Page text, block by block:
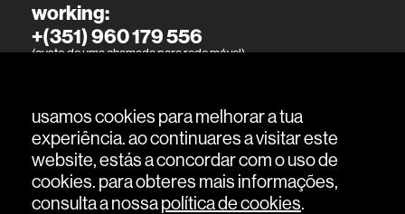
working:
+(351) 960 179 556
(custo de uma chamada para rede móvel)
+(351) 915 394 886
(custo de uma chamada para rede móvel)
usamos cookies para melhorar a tua
experiência. ao continuares a visitar este
website, estás a concordar com o uso de
cookies. para obteres mais informações,
consulta a nossapolítica de cookies.